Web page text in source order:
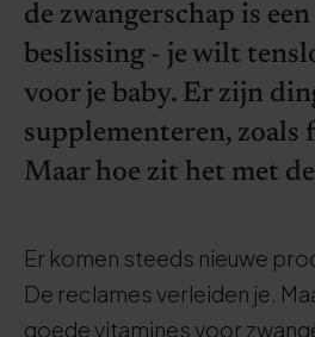
de zwangerschap is
beslissing - je wilt
voor je baby. Er zijn
supplementeren, zoals
Maar hoe zit het met
Er komen steeds nieuwe
De reclames verleiden je.
goede vitamines voor